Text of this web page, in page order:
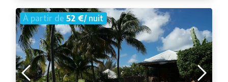
À partir de52 €/ nuit